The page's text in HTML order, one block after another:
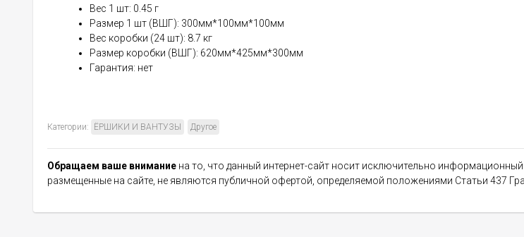
Вес 1 шт: 0.45 г
Размер 1 шт (ВШГ): 300мм*100мм*100мм
Вес коробки (24 шт): 8.7 кг
Размер коробки (ВШГ): 620мм*425мм*300мм
Гарантия: нет
Категории: ЁРШИКИ И ВАНТУЗЫ Другое
Обращаем ваше внимание на то, что данный интернет-сайт носит исключительно
размещенные на сайте, не являются публичной офертой, определяемой положениями Статьи 437